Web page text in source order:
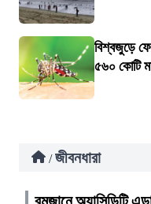
বিশ্বজুড়ে
৫৬০ কোটি
/ জীবনধারা